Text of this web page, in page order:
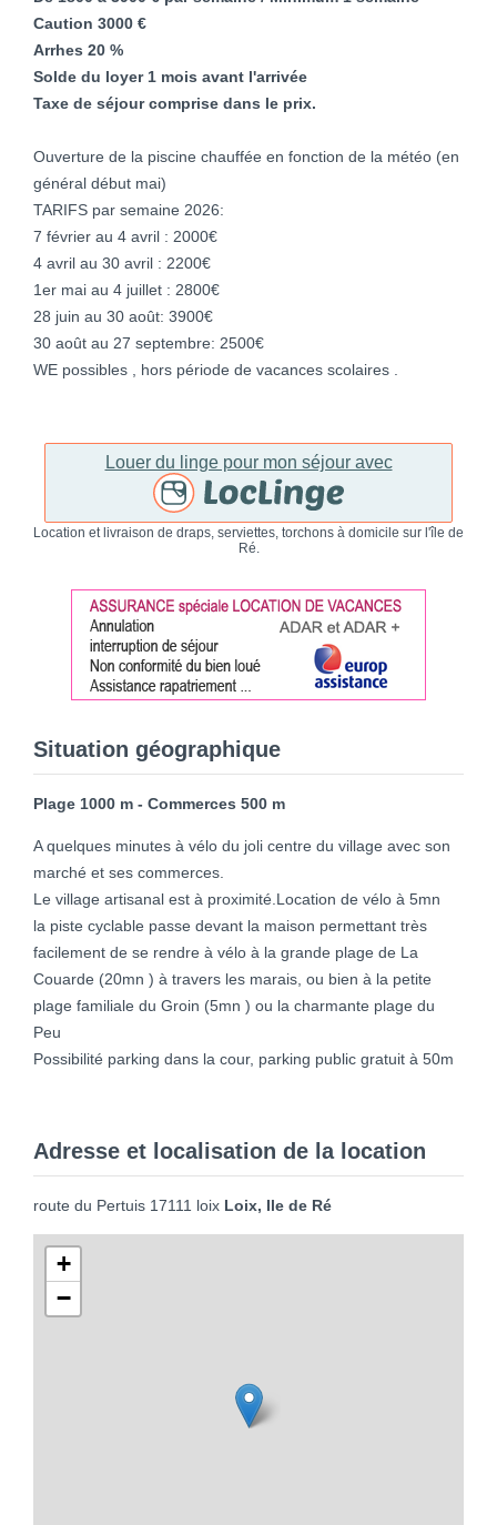
Caution 3000 €
Arrhes 20 %
Solde du loyer 1 mois avant l'arrivée
Taxe de séjour comprise dans le prix.
Ouverture de la piscine chauffée en fonction de la météo (en
général début mai)
TARIFS par semaine 2026:
7 février au 4 avril : 2000€
4 avril au 30 avril : 2200€
1er mai au 4 juillet : 2800€
28 juin au 30 août: 3900€
30 août au 27 septembre: 2500€
WE possibles , hors période de vacances scolaires .
Louer du linge pour mon séjour avec
Location et livraison de draps, serviettes, torchons à domicile sur l'île de
Ré.
Situation géographique
Plage 1000 m - Commerces 500 m
A quelques minutes à vélo du joli centre du village avec son
marché et ses commerces.
Le village artisanal est à proximité.Location de vélo à 5mn
la piste cyclable passe devant la maison permettant très
facilement de se rendre à vélo à la grande plage de La
Couarde (20mn ) à travers les marais, ou bien à la petite
plage familiale du Groin (5mn ) ou la charmante plage du
Peu
Possibilité parking dans la cour, parking public gratuit à 50m
Adresse et localisation de la location
route du Pertuis 17111 loix Loix, Ile de Ré
+
−